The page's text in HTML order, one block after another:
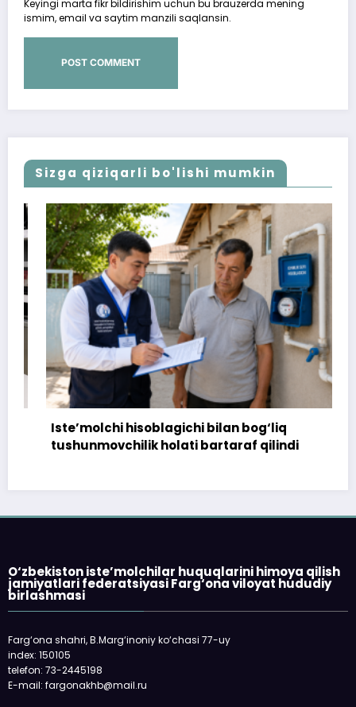
Keyingi marta fikr bildirishim uchun bu brauzerda mening
ismim, email va saytim manzili saqlansin.
Sizga qiziqarli bo'lishi mumkin
Iste’molchi hisoblagichi bilan bog‘liq
tushunmovchilik holati bartaraf qilindi
O‘zbekiston iste’molchilar huquqlarini himoya qilish
jamiyatlari federatsiyasi Farg‘ona viloyat hududiy
birlashmasi
Farg‘ona shahri, B.Marg‘inoniy ko‘chasi 77-uy
index: 150105
telefon: 73-2445198
E-mail: fargonakhb@mail.ru